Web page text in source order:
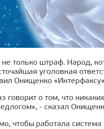
только штраф. Народ,
уголовная
Онищенко
говорит о том, что
- сказал
чтобы работала